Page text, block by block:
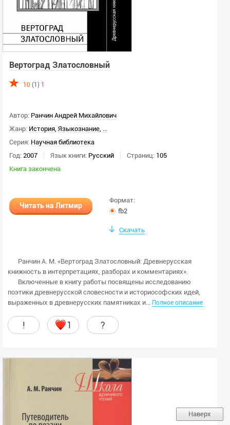
Вертоград Златословный
10 (1) 1
Автор: Ранчин Андрей Михайлович
Жанр: История ,Языкознание
Серия: Научная библиотека
Год: 2007 Язык книги: Русский Страниц: 105
Книга закончена
Читать на Литмир
Формат:
fb2
Скачать
Ранчин А. М. «Вертоград Златословный: Древнерусская
книжность в интерпретациях, разборах и комментариях».
Включенные в книгу работы посвящены исследованию
поэтики древнерусской словесности и историософских идей,
выраженных в древнерусских памятниках и...
Полное описание
! 1 ?
Наверх